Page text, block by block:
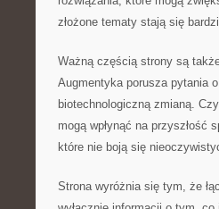
złożone tematy stają się
Ważną częścią strony są
Augmentyka porusza pytania
biotechnologiczną zmianą.
mogą wpłynąć na przyszłość
które nie boją się
Strona wyróżnia się tym, że